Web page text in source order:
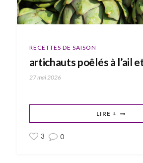
RECETTES DE SAISON
artichauts poêlés à l’ail
27 mai 2026
LIRE +
3 0